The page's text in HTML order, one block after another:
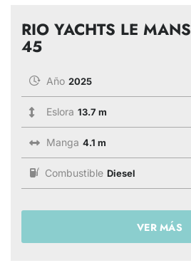
RIO YACHTS LE MANS
45
Año 2025
Eslora 13.7 m
Manga 4.1 m
Combustible Diesel
VER MÁS